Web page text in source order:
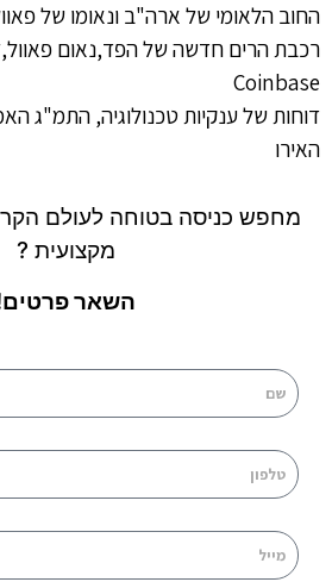
החוב הלאומי של ארה"ב ונאומו של
רכבת הרים חדשה של הפד,נאום
Coinbase
דוחות של ענקיות טכנולוגיה, התמ"ג
האירו
מחפש כניסה בטוחה לעולם
מקצועית ?
השאר